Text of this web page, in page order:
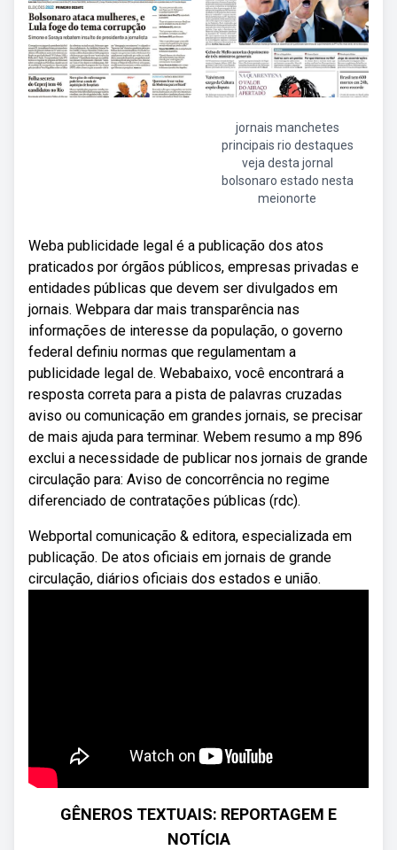
jornais manchetes
principais rio destaques
veja desta jornal
bolsonaro estado nesta
meionorte
Weba publicidade legal é a publicação dos atos
praticados por órgãos públicos, empresas privadas e
entidades públicas que devem ser divulgados em
jornais. Webpara dar mais transparência nas
informações de interesse da população, o governo
federal definiu normas que regulamentam a
publicidade legal de. Webabaixo, você encontrará a
resposta correta para a pista de palavras cruzadas
aviso ou comunicação em grandes jornais, se precisar
de mais ajuda para terminar. Webem resumo a mp 896
exclui a necessidade de publicar nos jornais de grande
circulação para: Aviso de concorrência no regime
diferenciado de contratações públicas (rdc).
Webportal comunicação & editora, especializada em
publicação. De atos oficiais em jornais de grande
circulação, diários oficiais dos estados e união.
GÊNEROS TEXTUAIS: REPORTAGEM E
NOTÍCIA